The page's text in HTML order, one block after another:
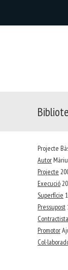
Projecte
Autor
Projecte
Execució
Superfície
Pressupost
Contractista
Promotor